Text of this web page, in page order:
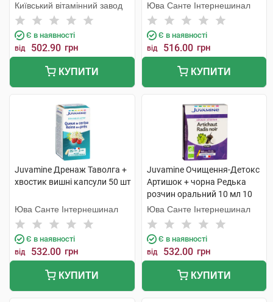
Київський вітамінний завод
Є в наявності
від 502.90 грн
КУПИТИ
Юва Санте Інтернешинал
Є в наявності
від 516.00 грн
КУПИТИ
Juvamine Дренаж Таволга +
хвостик вишні капсули 50 шт
Юва Санте Інтернешинал
Є в наявності
від 532.00 грн
КУПИТИ
Juvamine Очищення-Детокс
Артишок + чорна Редька
розчин оральний 10 мл 10
ампул
Юва Санте Інтернешинал
Є в наявності
від 532.00 грн
КУПИТИ